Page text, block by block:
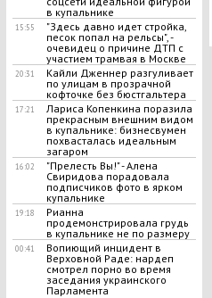
в купальнике
15:55
"Здесь давно идет стройка,
песок попал на рельсы", -
очевидец о причине ДТП с
участием трамвая в Москве
20:31
Кайли Дженнер разгуливает
по улицам в прозрачной
кофточке без бюстгальтера
17:21
Лариса Копенкина поразила
прекрасным внешним видом
в купальнике: бизнесвумен
похвасталась идеальным
загаром
16:02
"Прелесть Вы!" - Алена
Свиридова порадовала
подписчиков фото в ярком
купальнике
19:18
Рианна
продемонстрировала грудь
в купальнике не по размеру
00:41
Вопиющий инцидент в
Верховной Раде: нардеп
смотрел порно во время
заседания украинского
Парламента